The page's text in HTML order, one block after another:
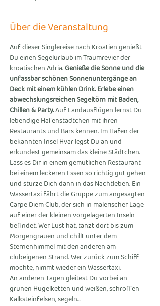
Über die Veranstaltung
Auf dieser Singlereise nach Kroatien genießt
Du einen Segelurlaub im Traumrevier der
kroatischen Adria. Genieße die Sonne und die
unfassbar schönen Sonnenuntergänge an
Deck mit einem kühlen Drink. Erlebe einen
abwechslungsreichen Segeltörn mit Baden,
Chillen & Party. Auf Landausflügen lernst Du
lebendige Hafenstädtchen mit ihren
Restaurants und Bars kennen. Im Hafen der
bekannten Insel Hvar legst Du an und
erkundest gemeinsam das kleine Städtchen.
Lass es Dir in einem gemütlichen Restaurant
bei einem leckeren Essen so richtig gut gehen
und stürze Dich dann in das Nachtleben. Ein
Wassertaxi fährt die Gruppe zum angesagten
Carpe Diem Club, der sich in malerischer Lage
auf einer der kleinen vorgelagerten Inseln
befindet. Wer Lust hat, tanzt dort bis zum
Morgengrauen und chillt unter dem
Sternenhimmel mit den anderen am
clubeigenen Strand. Wer zurück zum Schiff
möchte, nimmt wieder ein Wassertaxi.
An anderen Tagen gleitest Du vorbei an
grünen Hügelketten und weißen, schroffen
Kalksteinfelsen, segeln…